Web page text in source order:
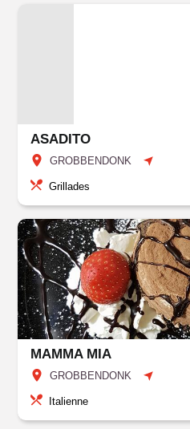
ASADITO
GROBBENDONK
Grillades
MAMMA MIA
GROBBENDONK
Italienne